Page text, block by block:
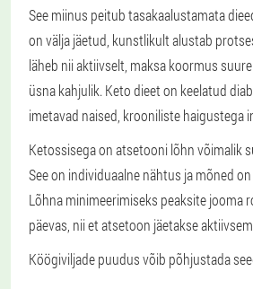
See miinus peitub tasakaalustamata
on välja jäetud, kunstlikult alustab
läheb nii aktiivselt, maksa koormus
üsna kahjulik. Keto dieet on keelatud
imetavad naised, krooniliste haigustega
Ketossisega on atsetooni lõhn võimalik
See on individuaalne nähtus ja mõned
Lõhna minimeerimiseks peaksite jooma
päevas, nii et atsetoon jäetakse
Köögiviljade puudus võib põhjustada